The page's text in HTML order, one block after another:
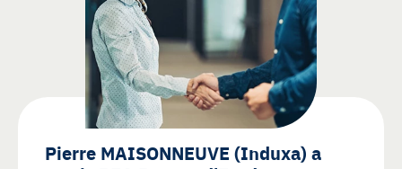
Pierre MAISONNEUVE (Induxa) a